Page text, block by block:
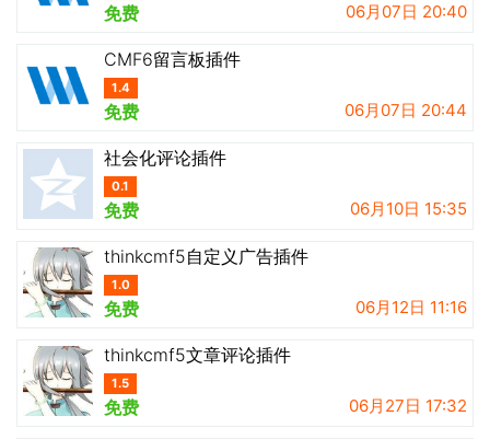
免费 06月07日 20:40
CMF6留言板插件
1.4
免费 06月07日 20:44
社会化评论插件
0.1
免费 06月10日 15:35
thinkcmf5自定义广告插件
1.0
免费 06月12日 11:16
thinkcmf5文章评论插件
1.5
免费 06月27日 17:32